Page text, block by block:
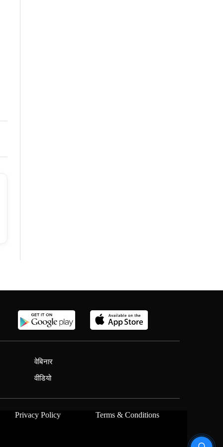
वेबिनार
वीडियो
Privacy Policy Terms & Conditions